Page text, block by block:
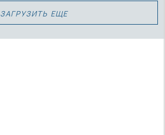
загрузить еще